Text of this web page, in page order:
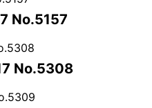
No.5157
No.5308